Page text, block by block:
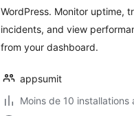
WordPress. Monitor uptime,
incidents, and view
from your dashboard.
appsumit
Moins de 10 installations